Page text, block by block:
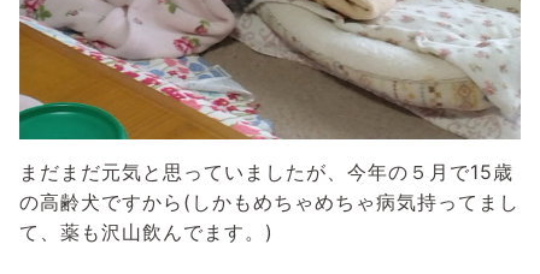
まだまだ元気と思っていましたが、今年の５月で15歳
の高齢犬ですから(しかもめちゃめちゃ病気持ってまし
て、薬も沢山飲んでます。)